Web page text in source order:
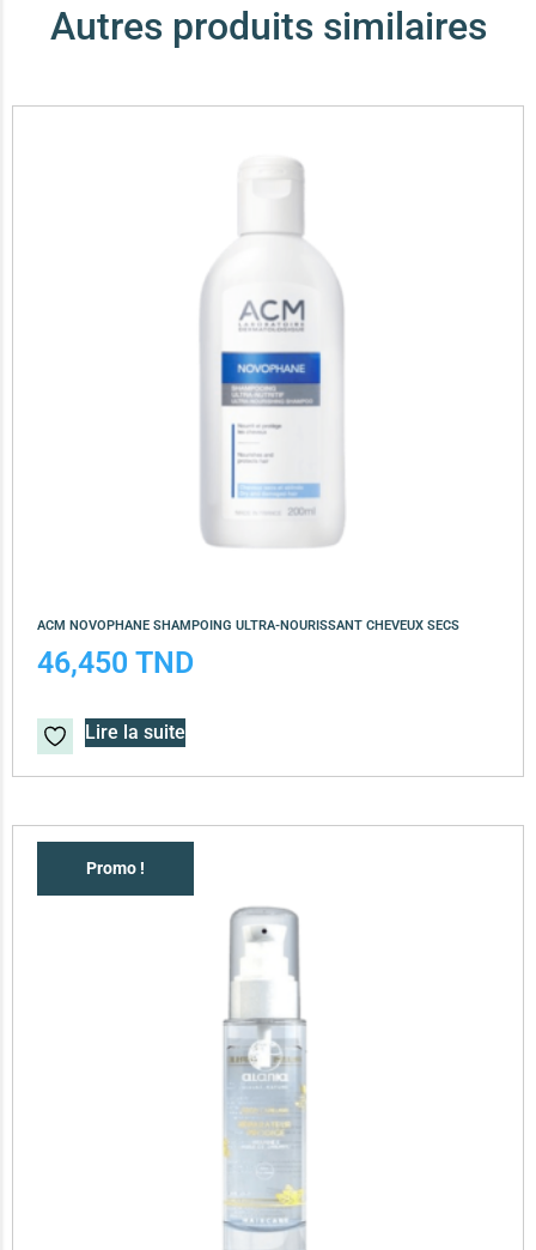
Autres produits similaires
Promo !
ACM NOVOPHANE SHAMPOING ULTRA-NOURISSANT CHEVEUX SECS
46,450 TND
Lire la suite